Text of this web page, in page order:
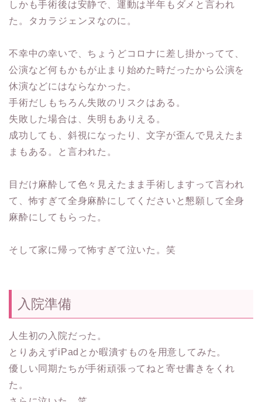
しかも手術後は安静で、運動は半年もダメと言われ
た。タカラジェンヌなのに。
不幸中の幸いで、ちょうどコロナに差し掛かってて、
公演など何もかもが止まり始めた時だったから公演を
休演などにはならなかった。
手術だしもちろん失敗のリスクはある。
失敗した場合は、失明もありえる。
成功しても、斜視になったり、文字が歪んで見えたま
まもある。と言われた。
目だけ麻酔して色々見えたまま手術しますって言われ
て、怖すぎて全身麻酔にしてくださいと懇願して全身
麻酔にしてもらった。
そして家に帰って怖すぎて泣いた。笑
入院準備
人生初の入院だった。
とりあえずiPadとか暇潰すものを用意してみた。
優しい同期たちが手術頑張ってねと寄せ書きをくれ
た。